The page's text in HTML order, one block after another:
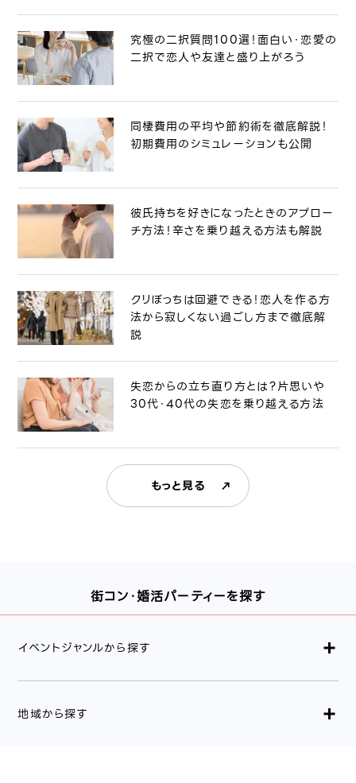
究極の二択質問100選！面白い・恋愛の
二択で恋人や友達と盛り上がろう
同棲費用の平均や節約術を徹底解説！
初期費用のシミュレーションも公開
彼氏持ちを好きになったときのアプロー
チ方法！辛さを乗り越える方法も解説
クリぼっちは回避できる！恋人を作る方
法から寂しくない過ごし方まで徹底解
説
失恋からの立ち直り方とは？片思いや
30代・40代の失恋を乗り越える方法
もっと見る
街コン・婚活パーティーを探す
イベントジャンルから探す
地域から探す